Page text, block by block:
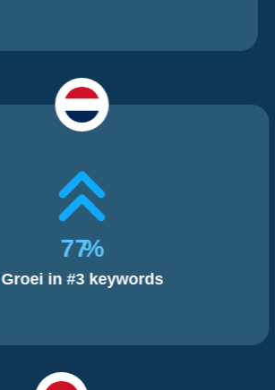
77%
Groei in #3 keywords